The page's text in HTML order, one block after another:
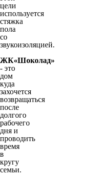
цели
используется
стяжка
пола
со
звукоизоляцией.
ЖК«Шоколад»
- это
дом
куда
захочется
возвращаться
после
долгого
рабочего
дня и
проводить
время
в
кругу
семьи.